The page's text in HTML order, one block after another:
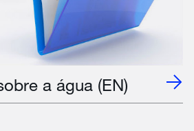
a água (EN)